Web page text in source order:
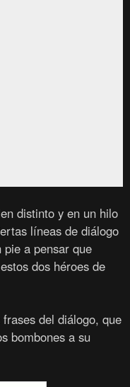
distinto y en un hilo
líneas de diálogo
a pensar que
dos héroes de
del diálogo, que
bombones a su